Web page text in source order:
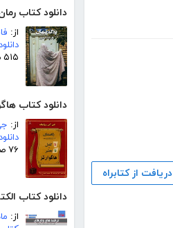
دانلود کتاب
از:
۵۱۵ صفحه
دانلود کتاب
از:
۷۶ صفحه
دانلود کتاب
از:
دریافت از کتابراه